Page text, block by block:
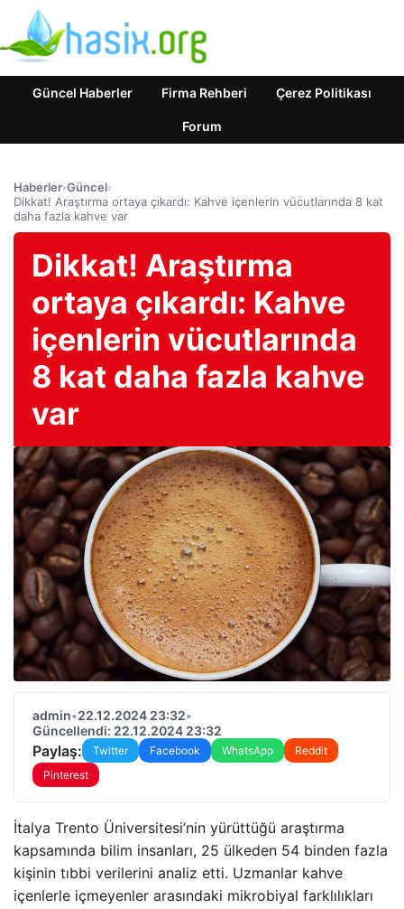
Güncel Haberler Firma Rehberi Çerez Politikası
Forum
Haberler›Güncel›
Dikkat! Araştırma ortaya çıkardı: Kahve içenlerin vücutlarında 8 kat
daha fazla kahve var
Dikkat! Araştırma
ortaya çıkardı: Kahve
içenlerin vücutlarında
8 kat daha fazla kahve
var
admin•22.12.2024 23:32•
Güncellendi: 22.12.2024 23:32
Paylaş: Twitter Facebook WhatsApp
Reddit
Pinterest
İtalya Trento Üniversitesi’nin yürüttüğü araştırma
kapsamında bilim insanları, 25 ülkeden 54 binden fazla
kişinin tıbbi verilerini analiz etti. Uzmanlar kahve
içenlerle içmeyenler arasındaki mikrobiyal farklılıkları